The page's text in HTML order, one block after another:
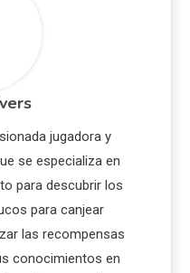
jugadora y
se especializa en
para descubrir los
para canjear
las recompensas
conocimientos en